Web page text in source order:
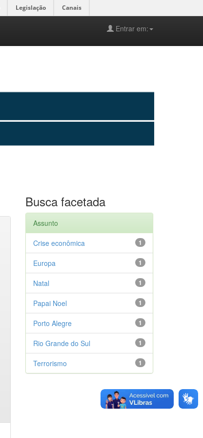
Legislação Canais
Entrar em:
Busca facetada
Assunto
1
Crise econômica
1
Europa
1
Natal
1
Papai Noel
1
Porto Alegre
1
Rio Grande do Sul
1
Terrorismo